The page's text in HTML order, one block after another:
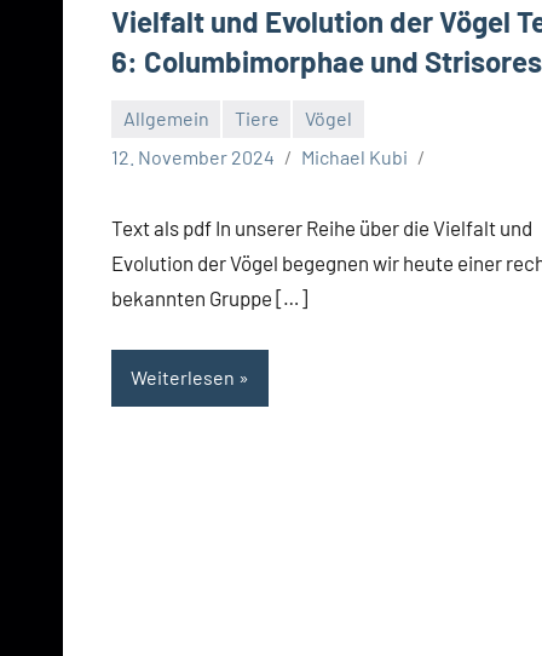
Vielfalt und Evolution der Vögel
6: Columbimorphae und
Allgemein Tiere
Vögel
12. November 2024
Michael Kubi
Text als pdf In unserer Reihe über die Vielfalt und
Evolution der Vögel begegnen wir heute einer
bekannten Gruppe […]
Weiterlesen